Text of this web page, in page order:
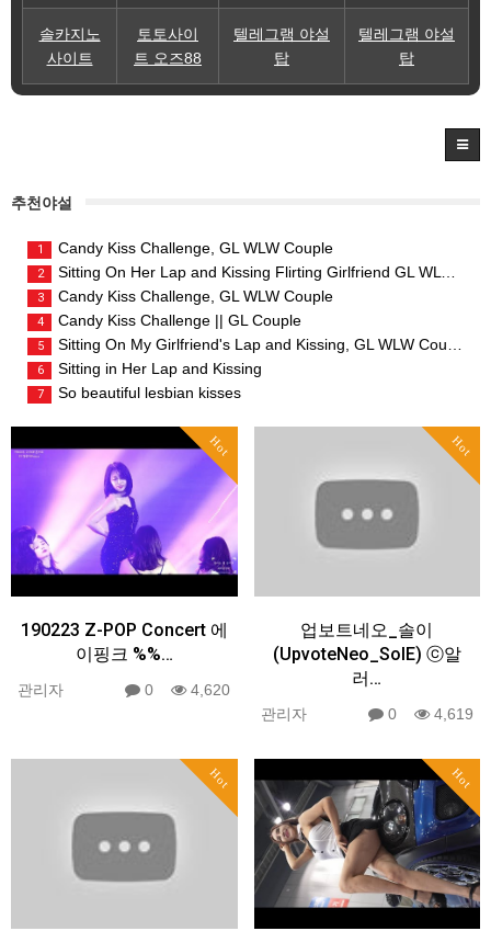
솔카지노
사이트
토토사이
트 오즈88
텔레그램 야설
탑
텔레그램 야설
탑
추천야설
1 Candy Kiss Challenge, GL WLW Couple
2 Sitting On Her Lap and Kissing Flirting Girlfriend GL WLW Couple
3 Candy Kiss Challenge, GL WLW Couple
4 Candy Kiss Challenge || GL Couple
5 Sitting On My Girlfriend's Lap and Kissing, GL WLW Couple
6 Sitting in Her Lap and Kissing
7 So beautiful lesbian kisses
Hot
190223 Z-POP Concert 에
이핑크 %%…
관리자 0 4,620
Hot
업보트네오_솔이
(UpvoteNeo_SolE) ⓒ알
러…
관리자 0 4,619
Hot Hot